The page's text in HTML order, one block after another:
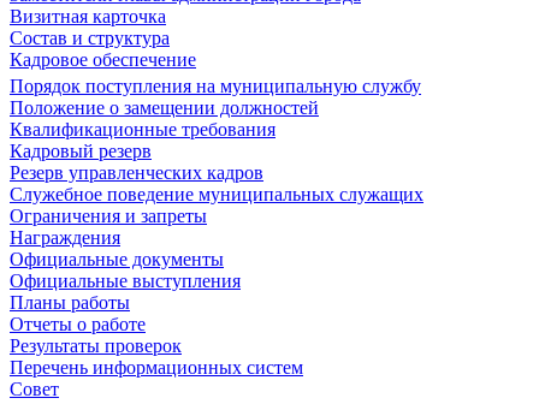
Визитная карточка
Состав и структура
Кадровое обеспечение
Порядок поступления на муниципальную службу
Положение о замещении должностей
Квалификационные требования
Кадровый резерв
Резерв управленческих кадров
Служебное поведение муниципальных служащих
Ограничения и запреты
Награждения
Официальные документы
Официальные выступления
Планы работы
Отчеты о работе
Результаты проверок
Перечень информационных систем
Совет